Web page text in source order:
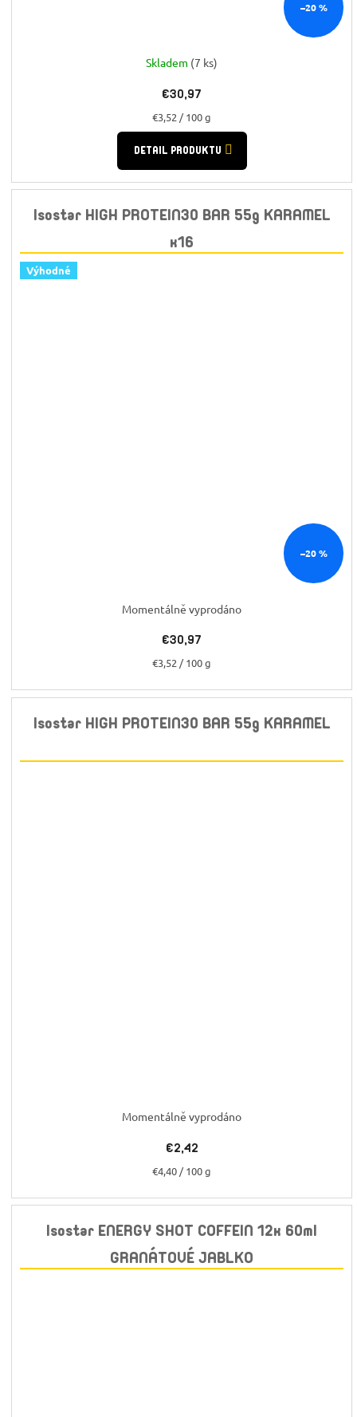
–20 %
Skladem (7 ks)
€30,97
Jednotková
cena:
€3,52 / 100 g
DETAIL PRODUKTU
Isostar HIGH PROTEIN30 BAR 55g KARAMEL
x16
Výhodné
–20 %
Momentálně vyprodáno
€30,97
Jednotková
€3,52 / 100 g
Isostar HIGH PROTEIN30 BAR 55g KARAMEL
Momentálně vyprodáno
€2,42
Jednotková
€4,40 / 100 g
Isostar ENERGY SHOT COFFEIN 12x 60ml
GRANÁTOVÉ JABLKO